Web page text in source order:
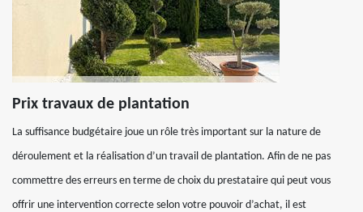
Prix travaux de plantation
La suffisance budgétaire joue un rôle très important sur la nature de
déroulement et la réalisation d’un travail de plantation. Afin de ne pas
commettre des erreurs en terme de choix du prestataire qui peut vous
offrir une intervention correcte selon votre pouvoir d’achat, il est